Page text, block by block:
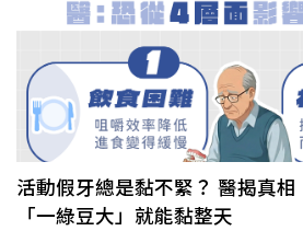
活動假牙總是黏不緊？ 醫揭真
「一綠豆大」就能黏整天